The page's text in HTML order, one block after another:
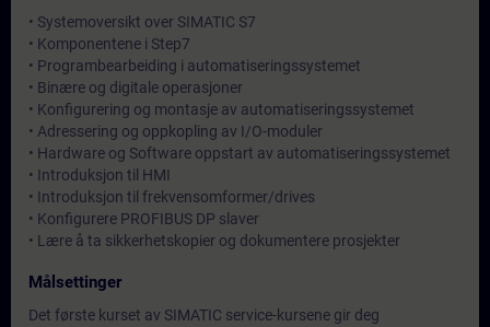
• Systemoversikt over SIMATIC S7
• Komponentene i Step7
• Programbearbeiding i automatiseringssystemet
• Binære og digitale operasjoner
• Konfigurering og montasje av automatiseringssystemet
• Adressering og oppkopling av I/O-moduler
• Hardware og Software oppstart av automatiseringssystemet
• Introduksjon til HMI
• Introduksjon til frekvensomformer/drives
• Konfigurere PROFIBUS DP slaver
• Lære å ta sikkerhetskopier og dokumentere prosjekter
Målsettinger
Det første kurset av SIMATIC service-kursene gir deg